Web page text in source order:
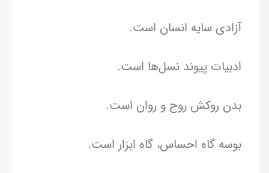
آزادی سایه انسان است.
ادبیات پیوند نسل‌ها است.
بدن روکش روح و روان است.
بوسه گاه احساس، گاه ابزار است.